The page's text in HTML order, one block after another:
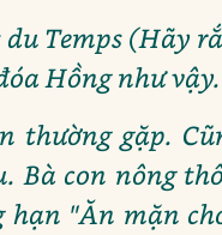
du Temps (Hãy
Hồng như vậy.
thường gặp.
Bà con nông
hạn "Ăn mặn